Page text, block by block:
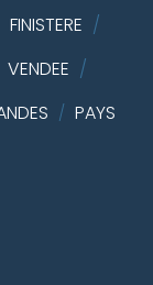
FINISTERE /
VENDEE /
/ PAYS